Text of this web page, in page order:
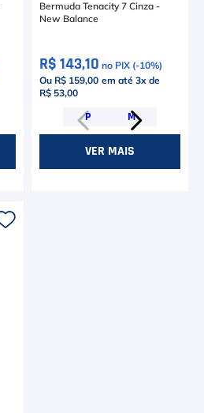
Bermuda Tenacity 7 Cinza -
New Balance
R$ 143,10 no PIX (-10%)
Ou R$ 159,00 em até 3x de
R$ 53,00
P M
VER MAIS